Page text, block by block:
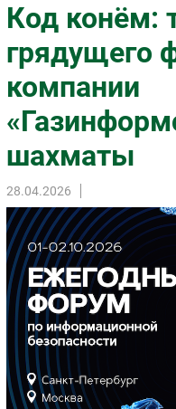
Импорто­замещение
Автоматизация
Интернет
Фиксированная связь
Интеграция
Рынок ПК
Маркетинг
Торговые сети
Оборудование
ПО
Outsourcing
Кадры
Регулирование
Финансы
Код конём:
грядущего
компании
шахматы
28.04.2026